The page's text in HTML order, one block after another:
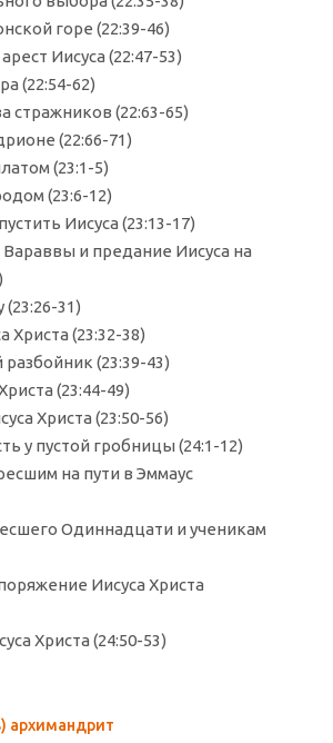
горе (22:39-46)
Иисуса (22:47-53)
(22:54-62)
стражников (22:63-65)
(22:66-71)
(23:1-5)
(23:6-12)
Иисуса (23:13-17)
и предание Иисуса на
(23:26-31)
Христа (23:32-38)
(23:39-43)
(23:44-49)
Христа (23:50-56)
у пустой гробницы (24:1-12)
на пути в Эммаус
Одиннадцати и ученикам
Иисуса Христа
Христа (24:50-53)
архимандрит